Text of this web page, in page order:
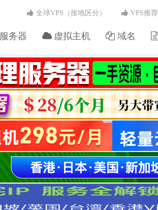
服务器 虚拟主机 域名
全球VPS（按地区分） VPS推荐